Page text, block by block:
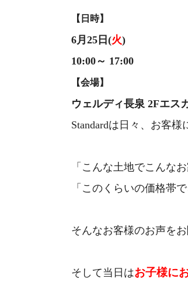
【日時】
6月25日(火)
10:00～ 17:00
【会場】
ウェルディ長泉 2Fエス
Standardは日々、お客
「こんな土地でこんな
「このくらいの価格帯
そんなお客様のお声を
そして当日はお子様に